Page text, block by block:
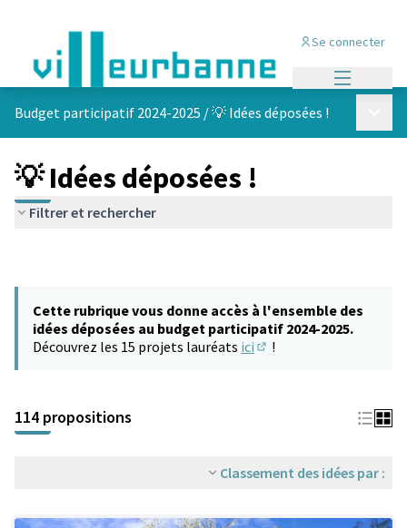
Se connecter
Budget participatif 2024-2025 /💡 Idées déposées !
💡 Idées déposées !
Filtrer et rechercher
Cette rubrique vous donne accès à l'ensemble des
idées déposées au budget participatif 2024-2025.
Découvrez les 15 projets lauréats ici !
114 propositions
Classement des idées par :